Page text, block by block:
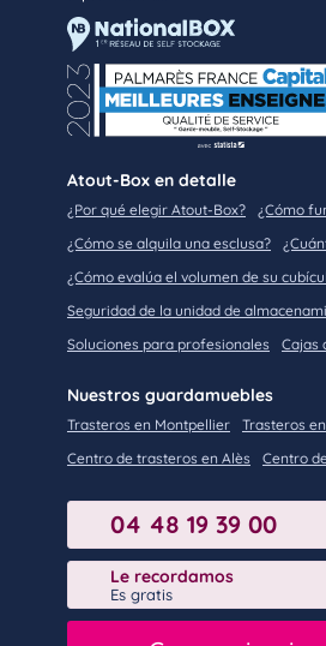
Atout-Box en detalle
¿Por qué elegir Atout-Box?
¿Cómo
¿Cómo se alquila una esclusa?
¿Cómo evalúa el volumen de su
Seguridad de la unidad de
Soluciones para profesionales
Cajas
Nuestros guardamuebles
Trasteros en Montpellier
Trasteros
Centro de trasteros en Alès
Centro
04 48 19 39 00
Le recordamos
Es gratis